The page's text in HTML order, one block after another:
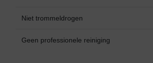
Niet trommeldrogen
Geen professionele reiniging